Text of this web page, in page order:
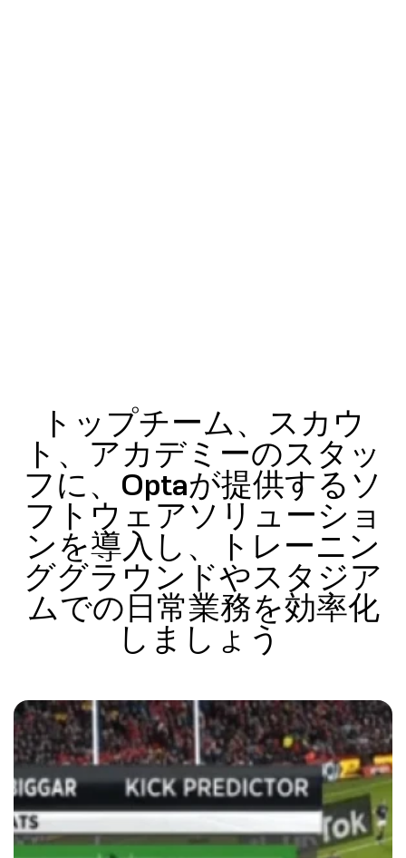
トップチーム、スカウ
ト、アカデミーのスタッ
フに、Optaが提供するソ
フトウェアソリューショ
ンを導入し、トレーニン
ググラウンドやスタジア
ムでの日常業務を効率化
しましょう